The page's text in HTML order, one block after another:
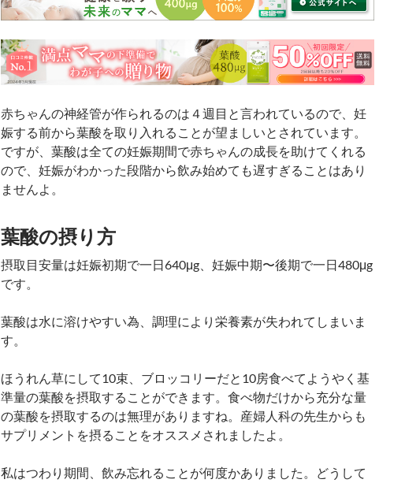
赤ちゃんの神経管が作られるのは４週目と言われているので、妊
娠する前から葉酸を取り入れることが望ましいとされています。
ですが、葉酸は全ての妊娠期間で赤ちゃんの成長を助けてくれる
ので、妊娠がわかった段階から飲み始めても遅すぎることはあり
ませんよ。
葉酸の摂り方
摂取目安量は妊娠初期で一日640μg、妊娠中期〜後期で一日480μg
です。
葉酸は水に溶けやすい為、調理により栄養素が失われてしまいま
す。
ほうれん草にして10束、ブロッコリーだと10房食べてようやく基
準量の葉酸を摂取することができます。食べ物だけから充分な量
の葉酸を摂取するのは無理がありますね。産婦人科の先生からも
サプリメントを摂ることをオススメされましたよ。
私はつわり期間、飲み忘れることが何度かありました。どうして